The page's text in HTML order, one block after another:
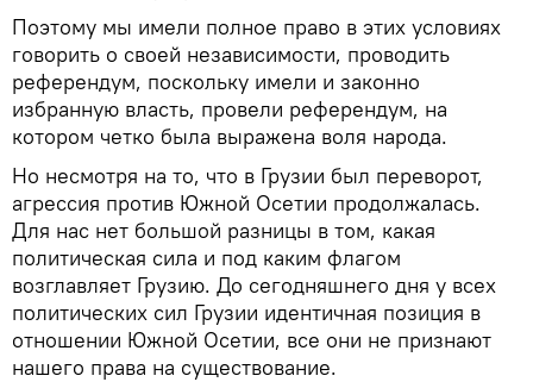
Поэтому мы имели полное право в этих условиях
говорить о своей независимости, проводить
референдум, поскольку имели и законно
избранную власть, провели референдум, на
котором четко была выражена воля народа.
Но несмотря на то, что в Грузии был переворот,
агрессия против Южной Осетии продолжалась.
Для нас нет большой разницы в том, какая
политическая сила и под каким флагом
возглавляет Грузию. До сегодняшнего дня у всех
политических сил Грузии идентичная позиция в
отношении Южной Осетии, все они не признают
нашего права на существование.